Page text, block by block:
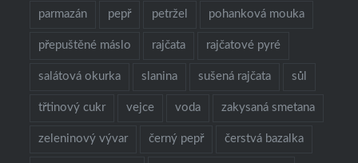
parmazán pepř petržel pohanková mouka
přepuštěné máslo rajčata rajčatové pyré
salátová okurka slanina sušená rajčata sůl
třtinový cukr vejce voda zakysaná smetana
zeleninový vývar černý pepř čerstvá bazalka